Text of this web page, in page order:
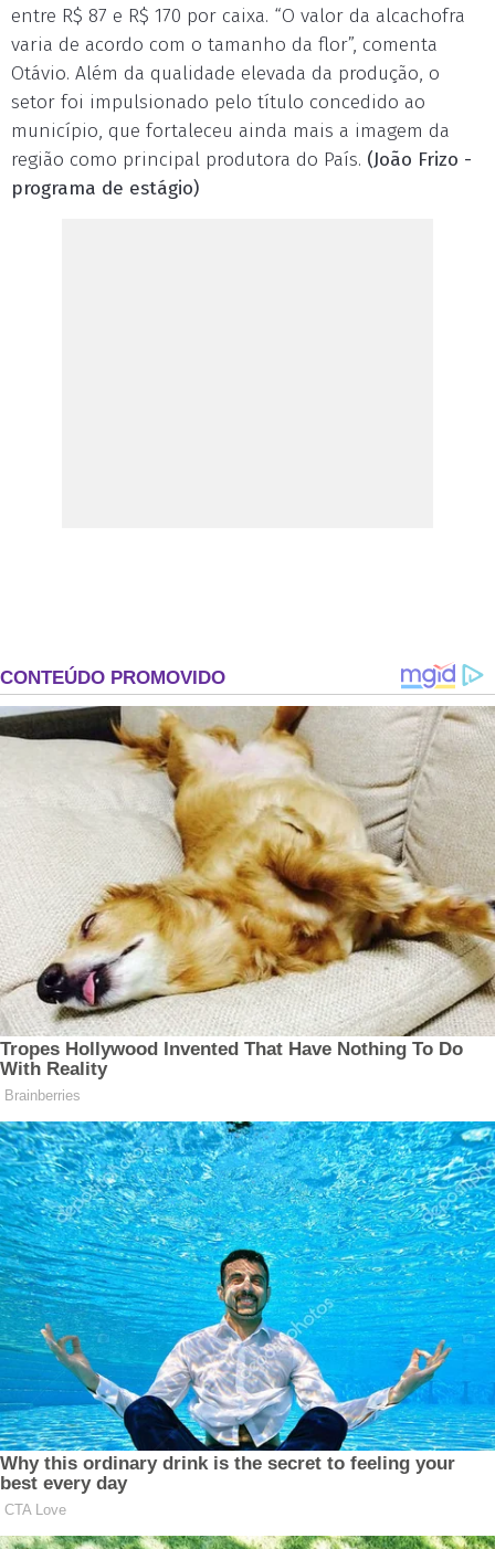
entre R$ 87 e R$ 170 por caixa. “O valor da alcachofra
varia de acordo com o tamanho da flor”, comenta
Otávio. Além da qualidade elevada da produção, o
setor foi impulsionado pelo título concedido ao
município, que fortaleceu ainda mais a imagem da
região como principal produtora do País. (João Frizo -
programa de estágio)